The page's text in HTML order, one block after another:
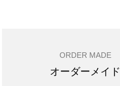
ORDER MADE
オーダーメイド